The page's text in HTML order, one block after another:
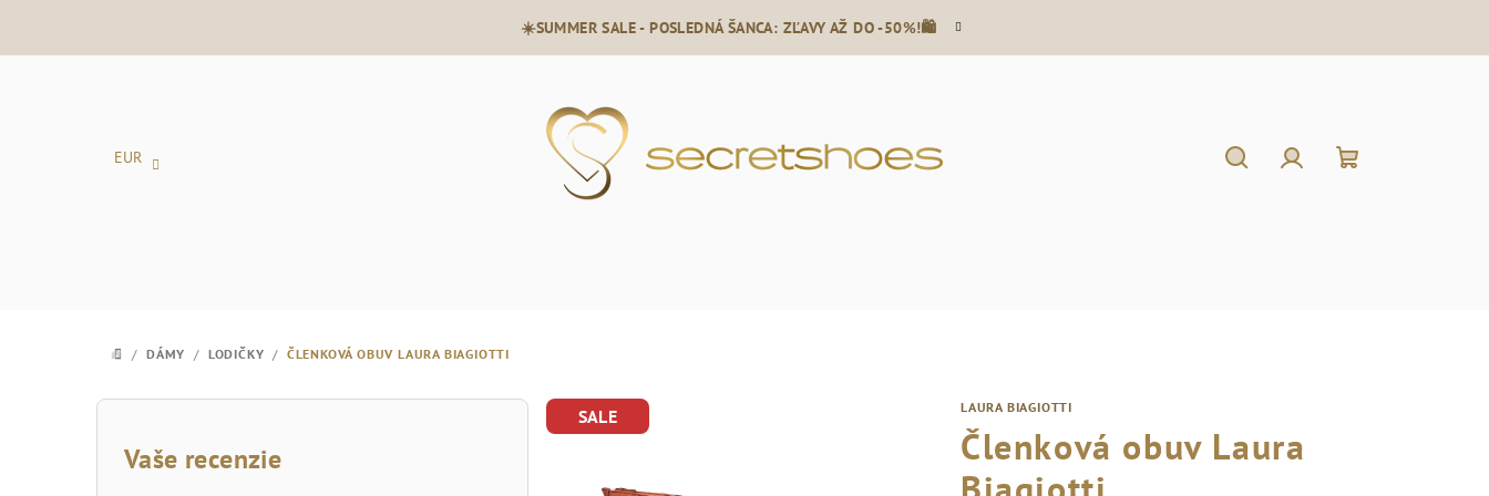
☀️SUMMER SALE - POSLEDNÁ ŠANCA: ZĽAVY AŽ DO -50%!🛍️
EUR
DOMOV
/ DÁMY / LODIČKY / ČLENKOVÁ OBUV LAURA BIAGIOTTI
B
Vaše recenzie
LAURA BIAGIOTTI
Členková obuv Laura
SALE